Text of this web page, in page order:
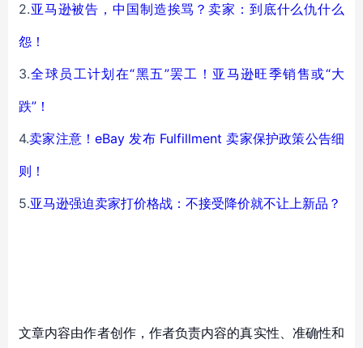
2.亚马逊被告，中国制造挨骂？卖家：到底什么仇什么
怨！
3.全球员工计划在“黑五”罢工！亚马逊旺季销售或“大
跌”！
4.卖家注意！eBay 发布 Fulfillment 卖家保护政策公告细
则！
5.亚马逊强迫卖家打价格战：不接受降价就不让上新品？
文章内容由作者创作，作者负责内容的真实性、准确性和